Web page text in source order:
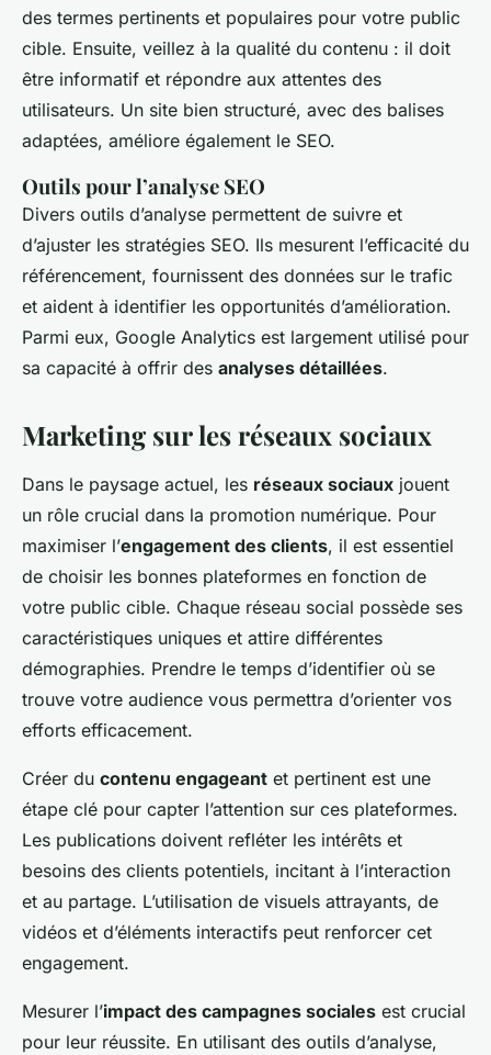
des termes pertinents et populaires pour votre public
cible. Ensuite, veillez à la qualité du contenu : il doit
être informatif et répondre aux attentes des
utilisateurs. Un site bien structuré, avec des balises
adaptées, améliore également le SEO.
Outils pour l’analyse SEO
Divers outils d’analyse permettent de suivre et
d’ajuster les stratégies SEO. Ils mesurent l’efficacité du
référencement, fournissent des données sur le trafic
et aident à identifier les opportunités d’amélioration.
Parmi eux, Google Analytics est largement utilisé pour
sa capacité à offrir des analyses détaillées.
Marketing sur les réseaux sociaux
Dans le paysage actuel, les réseaux sociaux jouent
un rôle crucial dans la promotion numérique. Pour
maximiser l’engagement des clients, il est essentiel
de choisir les bonnes plateformes en fonction de
votre public cible. Chaque réseau social possède ses
caractéristiques uniques et attire différentes
démographies. Prendre le temps d’identifier où se
trouve votre audience vous permettra d’orienter vos
efforts efficacement.
Créer du contenu engageant et pertinent est une
étape clé pour capter l’attention sur ces plateformes.
Les publications doivent refléter les intérêts et
besoins des clients potentiels, incitant à l’interaction
et au partage. L’utilisation de visuels attrayants, de
vidéos et d’éléments interactifs peut renforcer cet
engagement.
Mesurer l’impact des campagnes sociales est crucial
pour leur réussite. En utilisant des outils d’analyse,